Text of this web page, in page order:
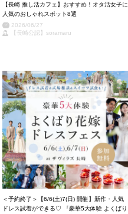
【長崎 推し活カフェ】おすすめ！オタ活女子に
人気のおしゃれスポット8選
2026/06/27
【長崎公認】soramaru
＜予約終了＞【6/6(土)7(日) 開催】新作・人気
ドレス試着ができる♡ 『豪華5大体験 よくばり